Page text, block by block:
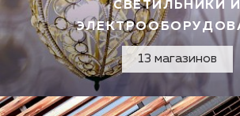
СВЕТИЛЬНИКИ И
13 магазинов